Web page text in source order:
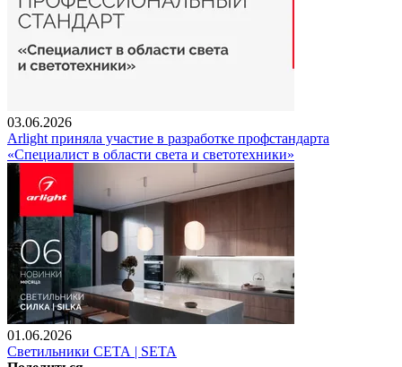
03.06.2026
Arlight приняла участие в разработке профстандарта
«Специалист в области света и светотехники»
01.06.2026
Светильники СЕТА | SETA